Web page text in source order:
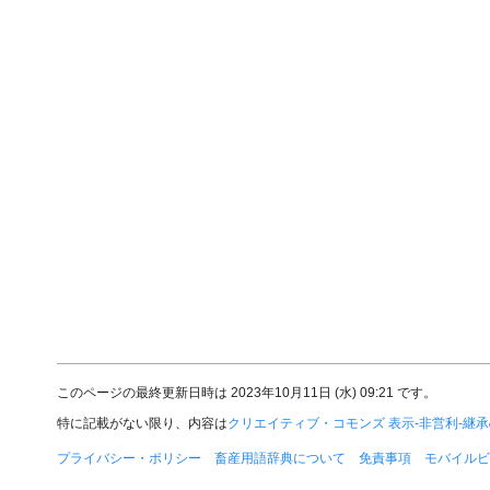
このページの最終更新日時は 2023年10月11日 (水) 09:21 です。
特に記載がない限り、内容はクリエイティブ・コモンズ 表示-非営利-継承
プライバシー・ポリシー 畜産用語辞典について 免責事項 モバイル